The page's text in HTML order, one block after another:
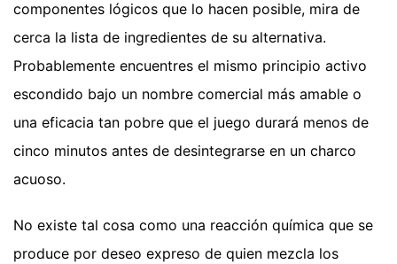
componentes lógicos que lo hacen posible, mira de
cerca la lista de ingredientes de su alternativa.
Probablemente encuentres el mismo principio activo
escondido bajo un nombre comercial más amable o
una eficacia tan pobre que el juego durará menos de
cinco minutos antes de desintegrarse en un charco
acuoso.
No existe tal cosa como una reacción química que se
produce por deseo expreso de quien mezcla los